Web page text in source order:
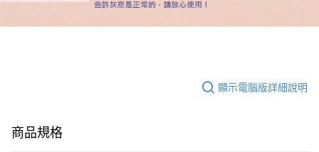
顯示電腦版詳細說明
商品規格